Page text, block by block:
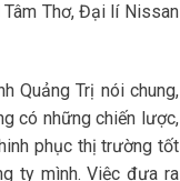
Thơ, Đại lí Nissan
Quảng Trị nói chung,
có những chiến lược,
phục thị trường tốt
ty mình. Việc đưa ra